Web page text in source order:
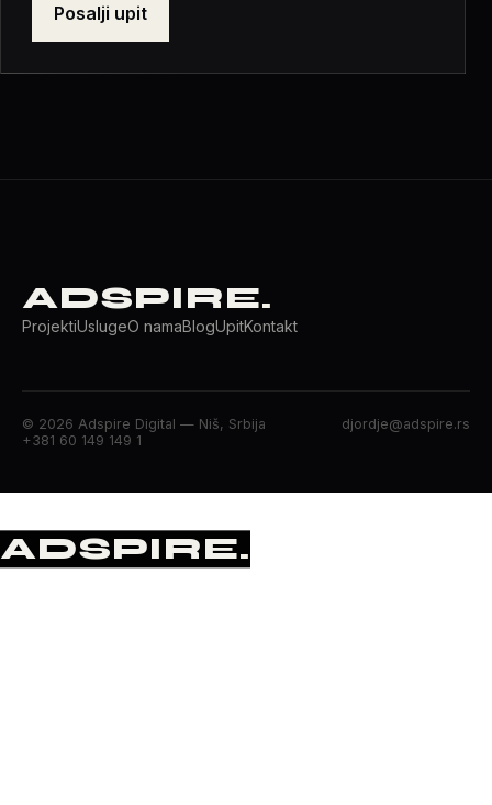
Posalji upit
ADSPIRE.
ProjektiUslugeO namaBlogUpitKontakt
© 2026 Adspire Digital — Niš, Srbija
djordje@adspire.rs
+381 60 149 149 1
ADSPIRE.